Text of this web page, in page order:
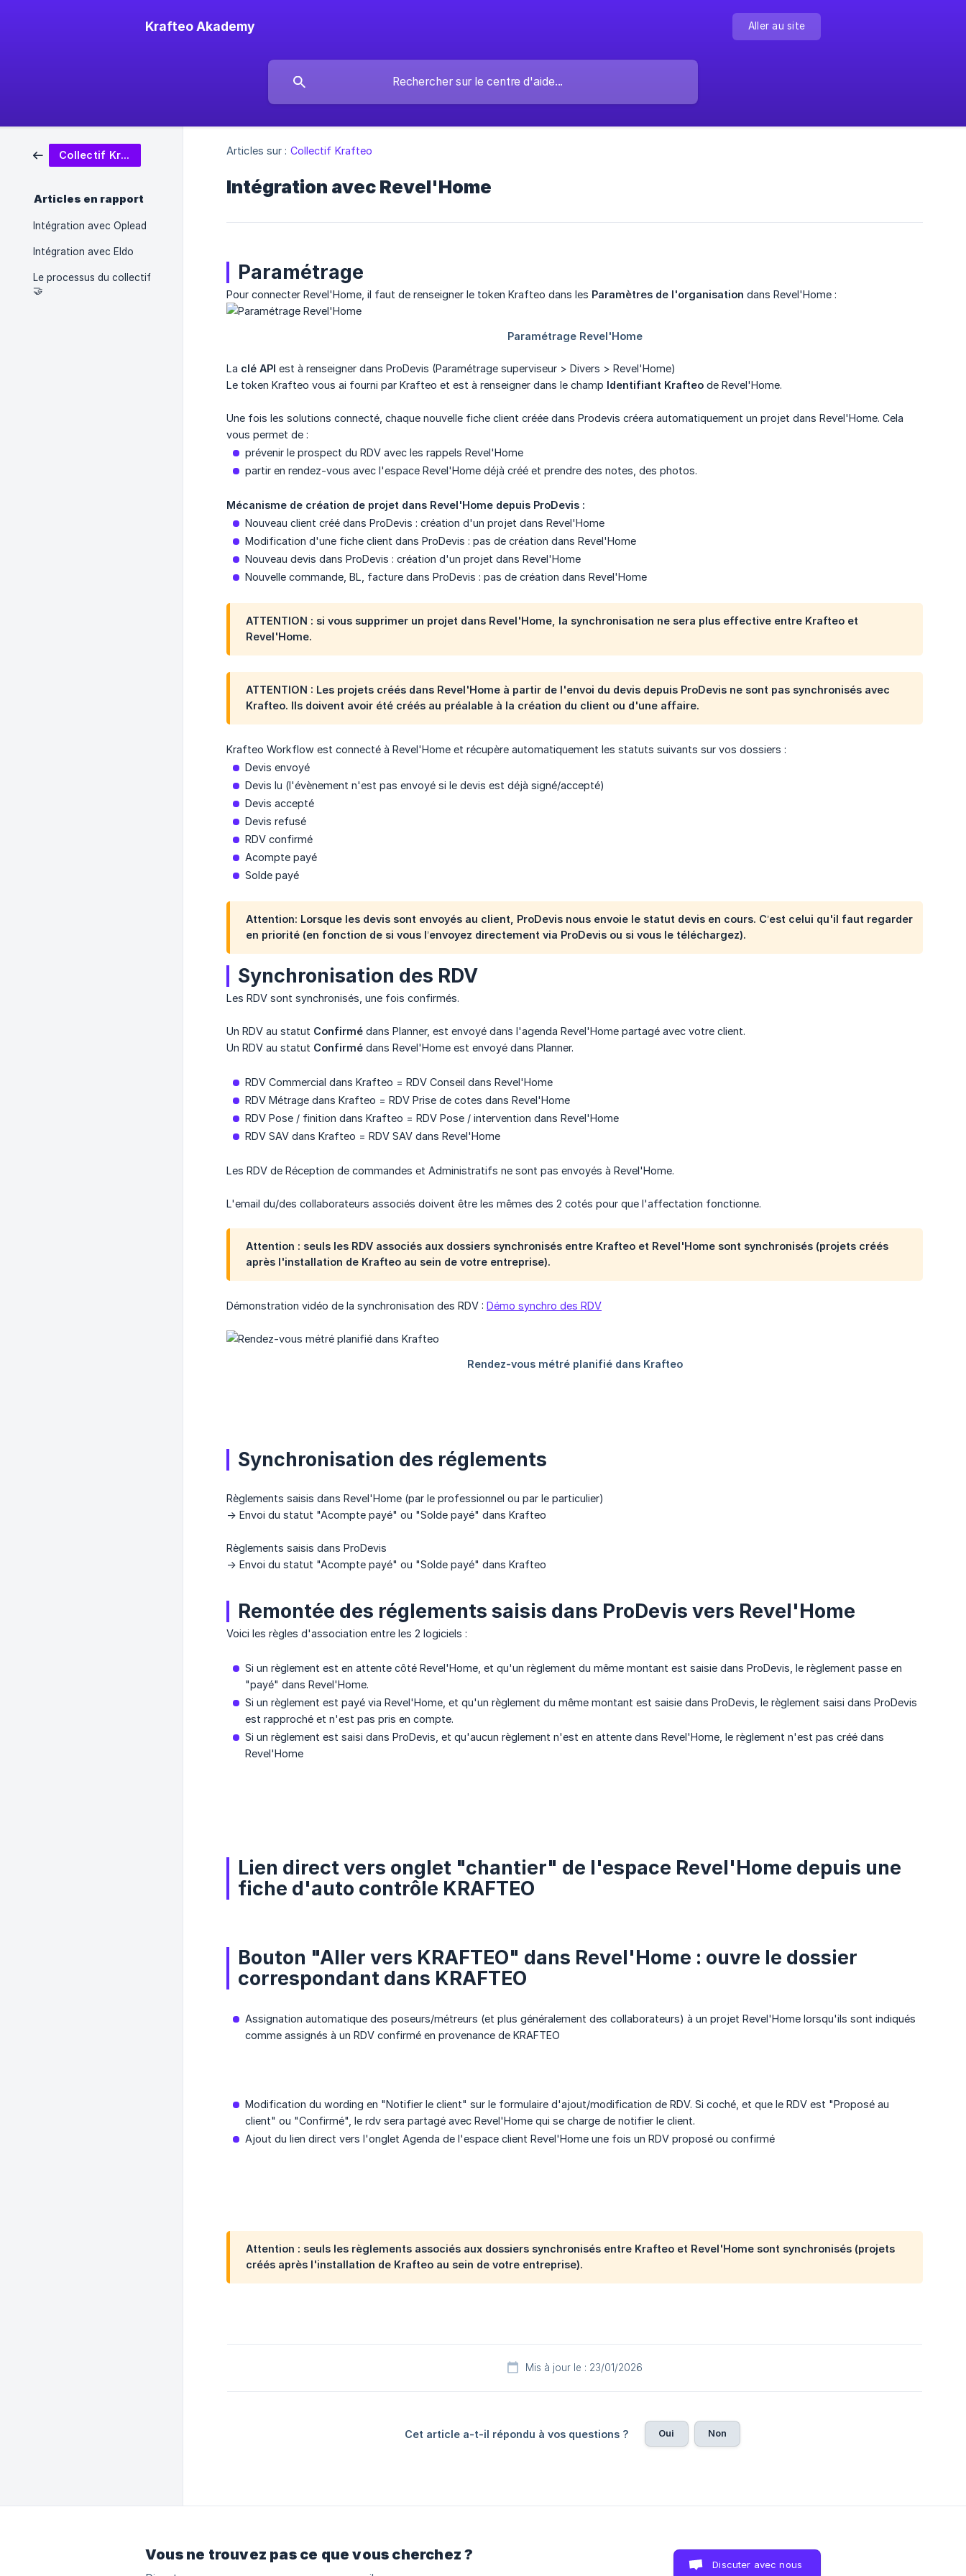
Krafteo Akademy Aller au site
Collectif Krafteo
Articles en rapport
Intégration avec Oplead
Intégration avec Eldo
Le processus du collectif
🤝
Articles sur : Collectif Krafteo
Intégration avec Revel'Home
Paramétrage
Pour connecter Revel'Home, il faut de renseigner le token Krafteo dans les Paramètres de l'organisation dans Revel'Home :
La clé API est à renseigner dans ProDevis (Paramétrage superviseur > Divers > Revel'Home)
Le token Krafteo vous ai fourni par Krafteo et est à renseigner dans le champ Identifiant Krafteo de Revel'Home.
Une fois les solutions connecté, chaque nouvelle fiche client créée dans Prodevis créera automatiquement un projet dans Revel'Home. Cela
vous permet de :
prévenir le prospect du RDV avec les rappels Revel'Home
partir en rendez-vous avec l'espace Revel'Home déjà créé et prendre des notes, des photos.
Mécanisme de création de projet dans Revel'Home depuis ProDevis :
Nouveau client créé dans ProDevis : création d'un projet dans Revel'Home
Modification d'une fiche client dans ProDevis : pas de création dans Revel'Home
Nouveau devis dans ProDevis : création d'un projet dans Revel'Home
Nouvelle commande, BL, facture dans ProDevis : pas de création dans Revel'Home
ATTENTION : si vous supprimer un projet dans Revel'Home, la synchronisation ne sera plus effective entre Krafteo et
Revel'Home.
ATTENTION : Les projets créés dans Revel'Home à partir de l'envoi du devis depuis ProDevis ne sont pas synchronisés avec
Krafteo. Ils doivent avoir été créés au préalable à la création du client ou d'une affaire.
Krafteo Workflow est connecté à Revel'Home et récupère automatiquement les statuts suivants sur vos dossiers :
Devis envoyé
Devis lu (l'évènement n'est pas envoyé si le devis est déjà signé/accepté)
Devis accepté
Devis refusé
RDV confirmé
Acompte payé
Solde payé
Attention: Lorsque les devis sont envoyés au client, ProDevis nous envoie le statut devis en cours. C’est celui qu'il faut regarder
en priorité (en fonction de si vous l’envoyez directement via ProDevis ou si vous le téléchargez).
Synchronisation des RDV
Les RDV sont synchronisés, une fois confirmés.
Un RDV au statut Confirmé dans Planner, est envoyé dans l'agenda Revel'Home partagé avec votre client.
Un RDV au statut Confirmé dans Revel'Home est envoyé dans Planner.
RDV Commercial dans Krafteo = RDV Conseil dans Revel'Home
RDV Métrage dans Krafteo = RDV Prise de cotes dans Revel'Home
RDV Pose / finition dans Krafteo = RDV Pose / intervention dans Revel'Home
RDV SAV dans Krafteo = RDV SAV dans Revel'Home
Les RDV de Réception de commandes et Administratifs ne sont pas envoyés à Revel'Home.
L'email du/des collaborateurs associés doivent être les mêmes des 2 cotés pour que l'affectation fonctionne.
Attention : seuls les RDV associés aux dossiers synchronisés entre Krafteo et Revel'Home sont synchronisés (projets créés
après l'installation de Krafteo au sein de votre entreprise).
Démonstration vidéo de la synchronisation des RDV : Démo synchro des RDV
Synchronisation des réglements
Règlements saisis dans Revel'Home (par le professionnel ou par le particulier)
-> Envoi du statut "Acompte payé" ou "Solde payé" dans Krafteo
Règlements saisis dans ProDevis
-> Envoi du statut "Acompte payé" ou "Solde payé" dans Krafteo
Remontée des réglements saisis dans ProDevis vers Revel'Home
Voici les règles d'association entre les 2 logiciels :
Si un règlement est en attente côté Revel'Home, et qu'un règlement du même montant est saisie dans ProDevis, le règlement passe en
"payé" dans Revel'Home.
Si un règlement est payé via Revel'Home, et qu'un règlement du même montant est saisie dans ProDevis, le règlement saisi dans ProDevis
est rapproché et n'est pas pris en compte.
Si un règlement est saisi dans ProDevis, et qu'aucun règlement n'est en attente dans Revel'Home, le règlement n'est pas créé dans
Revel'Home
Lien direct vers onglet "chantier" de l'espace Revel'Home depuis une
fiche d'auto contrôle KRAFTEO
Bouton "Aller vers KRAFTEO" dans Revel'Home : ouvre le dossier
correspondant dans KRAFTEO
Assignation automatique des poseurs/métreurs (et plus généralement des collaborateurs) à un projet Revel'Home lorsqu'ils sont indiqués
comme assignés à un RDV confirmé en provenance de KRAFTEO
Modification du wording en "Notifier le client" sur le formulaire d'ajout/modification de RDV. Si coché, et que le RDV est "Proposé au
client" ou "Confirmé", le rdv sera partagé avec Revel'Home qui se charge de notifier le client.
Ajout du lien direct vers l'onglet Agenda de l'espace client Revel'Home une fois un RDV proposé ou confirmé
Attention : seuls les règlements associés aux dossiers synchronisés entre Krafteo et Revel'Home sont synchronisés (projets
créés après l'installation de Krafteo au sein de votre entreprise).
Mis à jour le : 23/01/2026
Cet article a-t-il répondu à vos questions ? Oui Non
Vous ne trouvez pas ce que vous cherchez ?
Discuter avec nous